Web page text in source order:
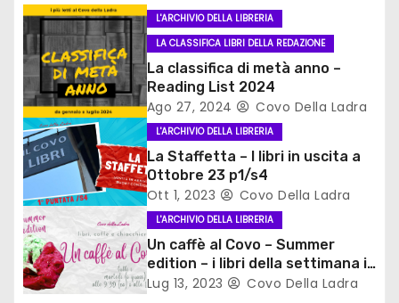
n
e
a
r
t
i
c
o
L'ARCHIVIO DELLA LIBRERIA
LA CLASSIFICA LIBRI DELLA REDAZIONE
La classifica di metà anno –
Reading List 2024
Ago 27, 2024 Covo Della Ladra
L'ARCHIVIO DELLA LIBRERIA
La Staffetta – I libri in uscita a
Ottobre 23 p1/s4
Ott 1, 2023 Covo Della Ladra
L'ARCHIVIO DELLA LIBRERIA
Un caffè al Covo – Summer
edition – i libri della settimana in
vetrina
Lug 13, 2023 Covo Della Ladra